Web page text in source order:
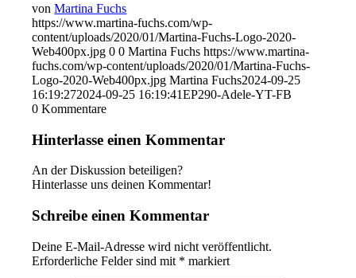
vonMartina Fuchs
https://www.martina-fuchs.com/wp-
content/uploads/2020/01/Martina-Fuchs-Logo-2020-
Web400px.jpg 0 0 Martina Fuchs https://www.martina-
fuchs.com/wp-content/uploads/2020/01/Martina-Fuchs-
Logo-2020-Web400px.jpg Martina Fuchs2024-09-25
16:19:272024-09-25 16:19:41EP290-Adele-YT-FB
0 Kommentare
Hinterlasse einen Kommentar
An der Diskussion beteiligen?
Hinterlasse uns deinen Kommentar!
Schreibe einen Kommentar
Deine E-Mail-Adresse wird nicht veröffentlicht.
Erforderliche Felder sind mit * markiert